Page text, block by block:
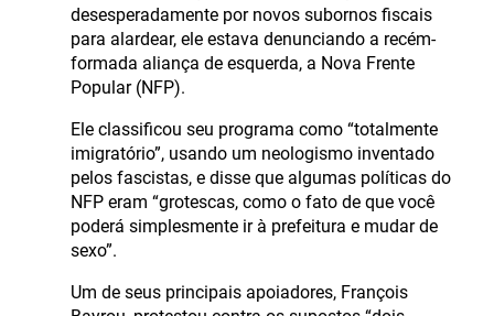
desesperadamente por novos subornos fiscais
para alardear, ele estava denunciando a recém-
formada aliança de esquerda, a Nova Frente
Popular (NFP).
Ele classificou seu programa como “totalmente
imigratório”, usando um neologismo inventado
pelos fascistas, e disse que algumas políticas do
NFP eram “grotescas, como o fato de que você
poderá simplesmente ir à prefeitura e mudar de
sexo”.
Um de seus principais apoiadores, François